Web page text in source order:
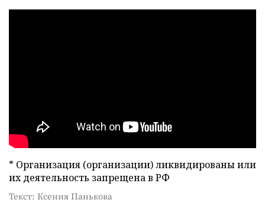
* Организация (организации) ликвидированы или
их деятельность запрещена в РФ
Текст: Ксения Панькова